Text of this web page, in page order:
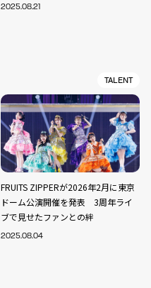
2025.08.21
TALENT
FRUITS ZIPPERが2026年2月に東京
ドーム公演開催を発表 3周年ライ
ブで見せたファンとの絆
2025.08.04